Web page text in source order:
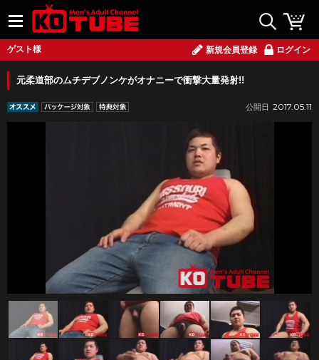
ゲスト様 新規会員登録 ログイン
元柔道部のムチデブノンケがオナニーで衝撃大量発射!!
2017.05.11